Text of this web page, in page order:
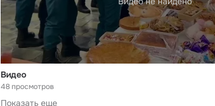
Видео
48 просмотров
Показать еще